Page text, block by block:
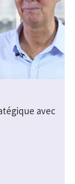
avec